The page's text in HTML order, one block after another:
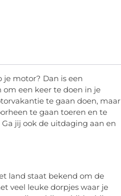
je motor? Dan is een
om een keer te doen in je
te gaan doen, maar
te gaan toeren en te
jij ook de uitdaging aan en
land staat bekend om de
veel leuke dorpjes waar je